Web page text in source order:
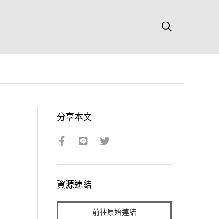
分享本文
資源連結
前往原始連結